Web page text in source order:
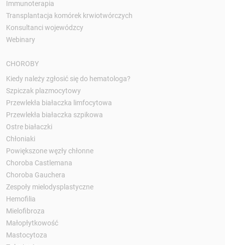
Immunoterapia
Transplantacja komórek krwiotwórczych
Konsultanci wojewódzcy
Webinary
CHOROBY
Kiedy należy zgłosić się do hematologa?
Szpiczak plazmocytowy
Przewlekła białaczka limfocytowa
Przewlekła białaczka szpikowa
Ostre białaczki
Chłoniaki
Powiększone węzły chłonne
Choroba Castlemana
Choroba Gauchera
Zespoły mielodysplastyczne
Hemofilia
Mielofibroza
Małopłytkowość
Mastocytoza